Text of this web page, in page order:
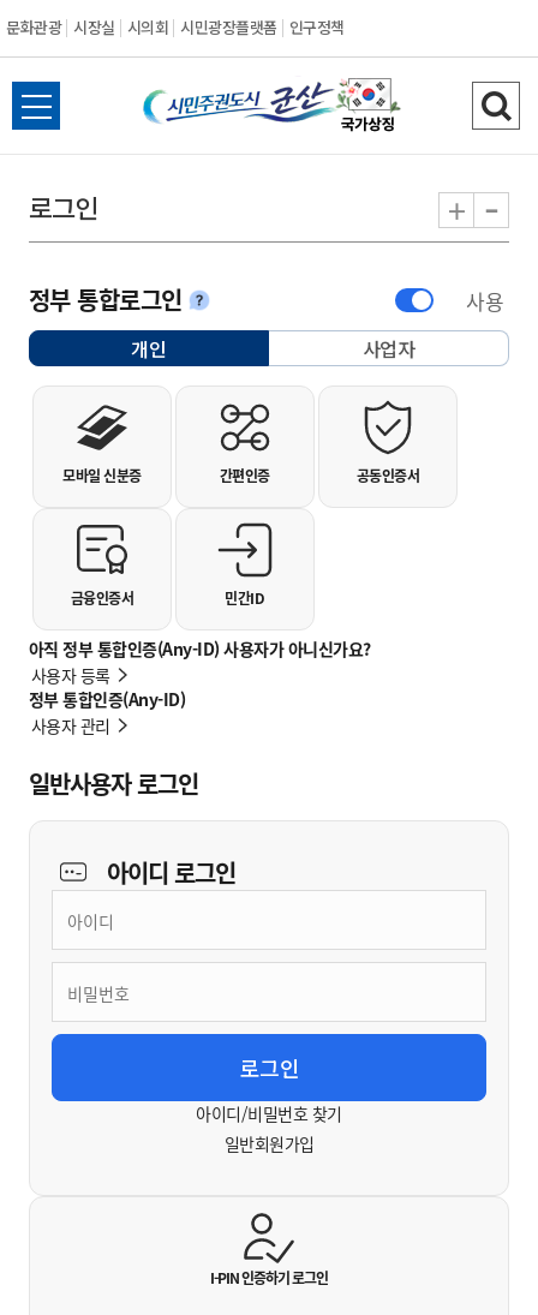
문화관광 시장실 시의회 시민광장플랫폼 인구정책
시민주권도시 군
전체메뉴 열기 검
로그인 + -
정부 통합로그인안내 사용
아직 정부 통합인증(Any-ID) 사용자가 아니신가요?
사용자 등록
정부 통합인증(Any-ID)
사용자 관리
개인선택됨 사업자
개인사용자 로그인
모바일 신분증 간편인증 공동인증서
금융인증서 민간ID
일반사용자 로그인
아이디로그인
아이디/비밀번호 찾기
일반회원가입
I-PIN 인증하기로그인